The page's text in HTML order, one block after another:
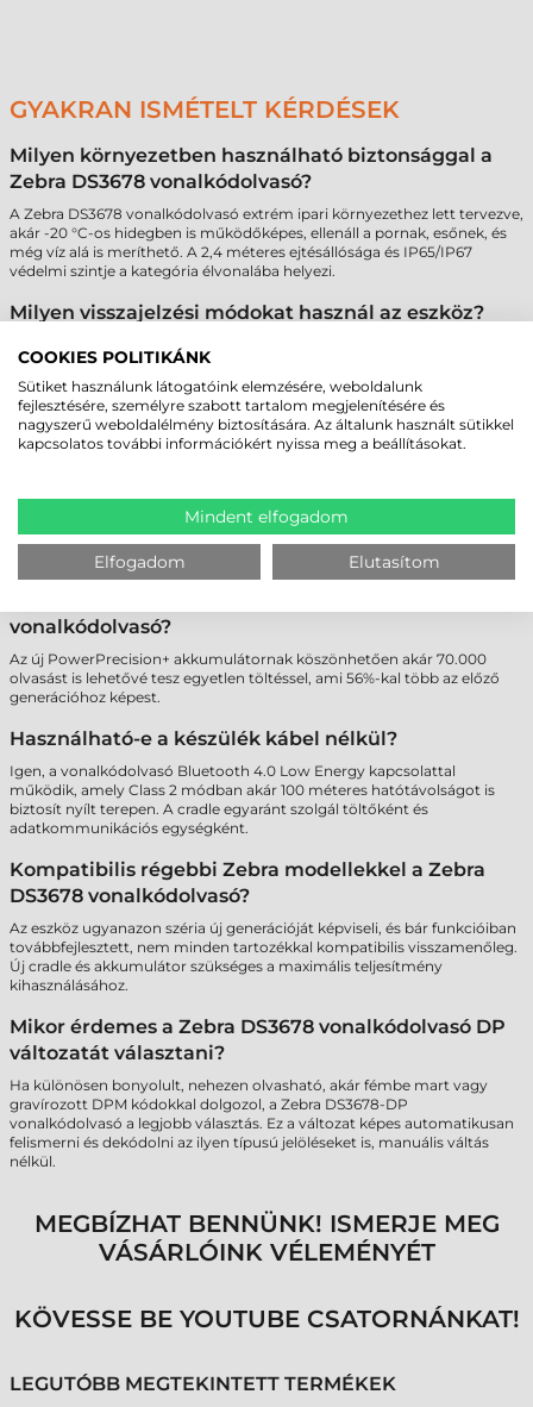
GYAKRAN ISMÉTELT KÉRDÉSEK
Milyen környezetben használható biztonsággal a
Zebra DS3678 vonalkódolvasó?
A Zebra DS3678 vonalkódolvasó extrém ipari környezethez lett tervezve,
akár -20 °C-os hidegben is működőképes, ellenáll a pornak, esőnek, és
még víz alá is meríthető. A 2,4 méteres ejtésállósága és IP65/IP67
védelmi szintje a kategória élvonalába helyezi.
Milyen visszajelzési módokat használ az eszköz?
A sikeres olvasásról többféle jelzés gondoskodik: LED-fény a
vonalkódolvasó tetején, rezgő motor, valamint hangjelzés is, így zajos
üzemi környezetben vagy kültéren is könnyen észlelhető a beolvasás
eredménye.
Mi a különbség a Zebra DS3678-SR, -HD, -ER, -HP és
A különböző modellek különféle felhasználási célokra optimalizáltak,
például a DS3678-HD kis méretű kódokhoz, az ER nagy távolságokhoz,
míg a HP a sebességre fókuszál. A DP típus a lézergravírozott (DPM)
kódok olvasására is alkalmas, így ideális a legösszetettebb feladatokhoz.
vonalkódolvasó?
Az új PowerPrecision+ akkumulátornak köszönhetően akár 70.000
olvasást is lehetővé tesz egyetlen töltéssel, ami 56%-kal több az előző
generációhoz képest.
Használható-e a készülék kábel nélkül?
Igen, a vonalkódolvasó Bluetooth 4.0 Low Energy kapcsolattal
működik, amely Class 2 módban akár 100 méteres hatótávolságot is
biztosít nyílt terepen. A cradle egyaránt szolgál töltőként és
adatkommunikációs egységként.
Kompatibilis régebbi Zebra modellekkel a Zebra
DS3678 vonalkódolvasó?
Az eszköz ugyanazon széria új generációját képviseli, és bár funkcióiban
továbbfejlesztett, nem minden tartozékkal kompatibilis visszamenőleg.
Új cradle és akkumulátor szükséges a maximális teljesítmény
kihasználásához.
Mikor érdemes a Zebra DS3678 vonalkódolvasó DP
változatát választani?
Ha különösen bonyolult, nehezen olvasható, akár fémbe mart vagy
gravírozott DPM kódokkal dolgozol, a Zebra DS3678-DP
vonalkódolvasó a legjobb választás. Ez a változat képes automatikusan
felismerni és dekódolni az ilyen típusú jelöléseket is, manuális váltás
nélkül.
MEGBÍZHAT BENNÜNK! ISMERJE MEG
VÁSÁRLÓINK VÉLEMÉNYÉT
KÖVESSE BE YOUTUBE CSATORNÁNKAT!
LEGUTÓBB MEGTEKINTETT TERMÉKEK
COOKIES POLITIKÁNK
Sütiket használunk látogatóink elemzésére, weboldalunk
fejlesztésére, személyre szabott tartalom megjelenítésére és
nagyszerű weboldalélmény biztosítására. Az általunk használt sütikkel
kapcsolatos további információkért nyissa meg a beállításokat.
Mindent elfogadom
Elfogadom Elutasítom